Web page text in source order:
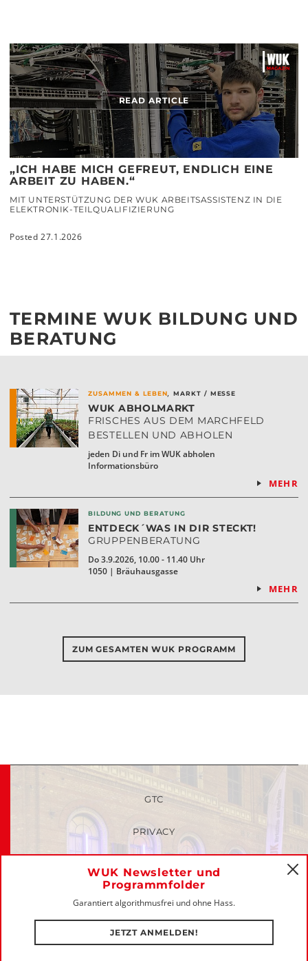
READ ARTICLE
„ICH HABE MICH GEFREUT, ENDLICH EINE
ARBEIT ZU HABEN.“
MIT UNTERSTÜTZUNG DER WUK ARBEITSASSISTENZ IN DIE
ELEKTRONIK-TEILQUALIFIZIERUNG
Posted 27.1.2026
TERMINE WUK BILDUNG UND
BERATUNG
ZUSAMMEN & LEBEN,MARKT / MESSE
WUK ABHOLMARKT
FRISCHES AUS DEM MARCHFELD
BESTELLEN UND ABHOLEN
jeden Di und Fr im WUK abholen
Informationsbüro
MEHR
BILDUNG UND BERATUNG
ENTDECK´WAS IN DIR STECKT!
GRUPPENBERATUNG
Do 3.9.2026, 10.00 - 11.40 Uhr
1050 | Bräuhausgasse
MEHR
ZUM GESAMTEN WUK PROGRAMM
WUK Newsletter und
Programmfolder
Garantiert algorithmusfrei und ohne Hass.
JETZT ANMELDEN!
GTC
PRIVACY
IMPRINT